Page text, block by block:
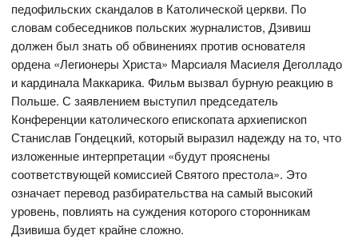
педофильских скандалов в Католической церкви. По
словам собеседников польских журналистов, Дзивиш
должен был знать об обвинениях против основателя
ордена «Легионеры Христа» Марсиаля Масиеля Деголладо
и кардинала Маккарика. Фильм вызвал бурную реакцию в
Польше. С заявлением выступил председатель
Конференции католического епископата архиепископ
Станислав Гондецкий, который выразил надежду на то, что
изложенные интерпретации «будут прояснены
соответствующей комиссией Святого престола». Это
означает перевод разбирательства на самый высокий
уровень, повлиять на суждения которого сторонникам
Дзивиша будет крайне сложно.